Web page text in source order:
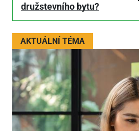
družstevního bytu?
AKTUÁLNÍ TÉMA